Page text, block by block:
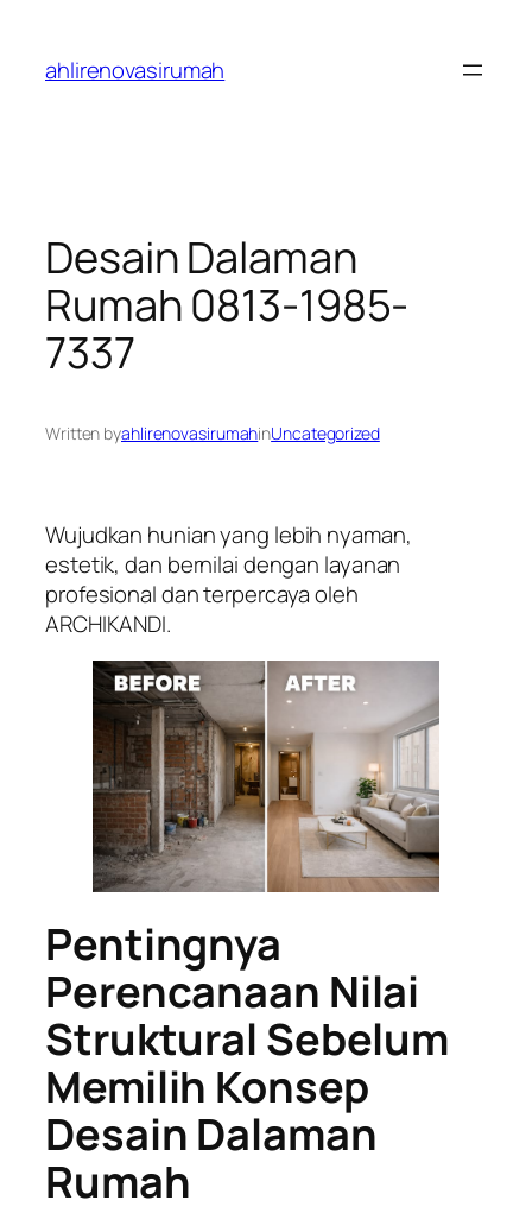
content
ahlirenovasirumah
Desain Dalaman
Rumah 0813-1985-
7337
Written byahlirenovasirumahinUncategorized
Wujudkan hunian yang lebih nyaman,
estetik, dan bernilai dengan layanan
profesional dan terpercaya oleh
ARCHIKANDI.
Pentingnya
Perencanaan Nilai
Struktural Sebelum
Memilih Konsep
Desain Dalaman
Rumah